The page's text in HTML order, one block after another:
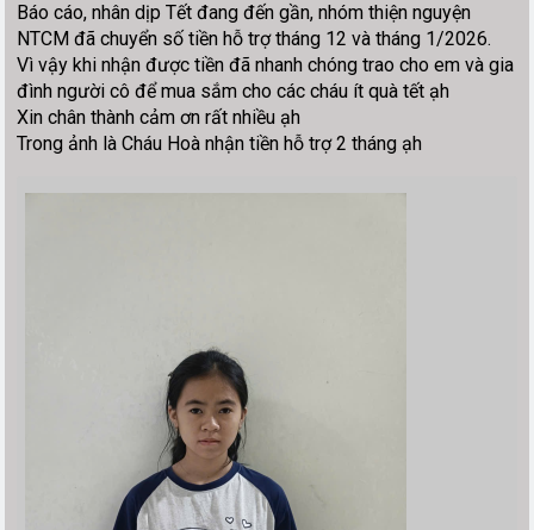
Báo cáo, nhân dịp Tết đang đến gần, nhóm thiện nguyện
NTCM đã chuyển số tiền hỗ trợ tháng 12 và tháng 1/2026.
Vì vậy khi nhận được tiền đã nhanh chóng trao cho em và gia
đình người cô để mua sắm cho các cháu ít quà tết ạh
Xin chân thành cảm ơn rất nhiều ạh
Trong ảnh là Cháu Hoà nhận tiền hỗ trợ 2 tháng ạh